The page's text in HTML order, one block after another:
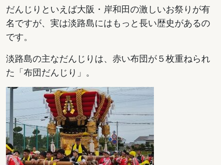
だんじりといえば大阪・岸和田の激しいお祭りが有
名ですが、実は淡路島にはもっと長い歴史があるの
です。
淡路島の主なだんじりは、赤い布団が５枚重ねられ
た「布団だんじり」。